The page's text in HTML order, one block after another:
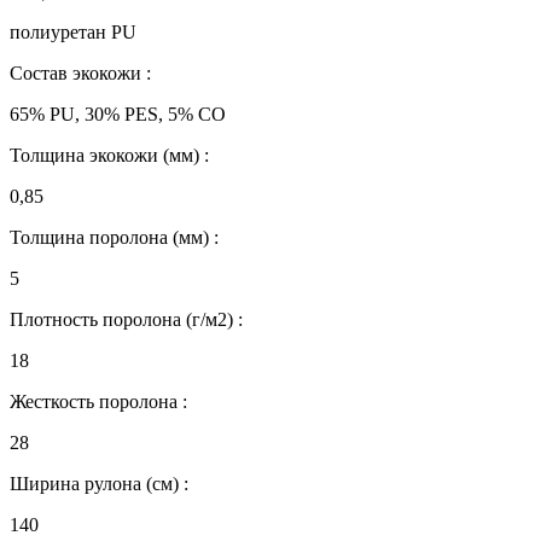
полиуретан PU
Состав экокожи :
65% PU, 30% PES, 5% CO
Толщина экокожи (мм) :
0,85
Толщина поролона (мм) :
5
Плотность поролона (г/м2) :
18
Жесткость поролона :
28
Ширина рулона (см) :
140